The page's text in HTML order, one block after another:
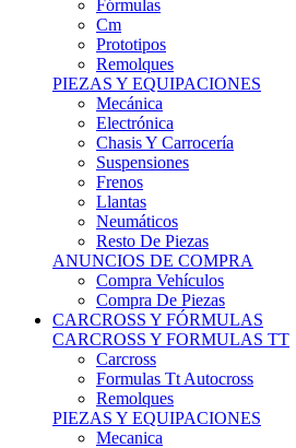
Fórmulas
Cm
Prototipos
Remolques
PIEZAS Y EQUIPACIONES
Mecánica
Electrónica
Chasis Y Carrocería
Suspensiones
Frenos
Llantas
Neumáticos
Resto De Piezas
ANUNCIOS DE COMPRA
Compra Vehículos
Compra De Piezas
CARCROSS Y FÓRMULAS
CARCROSS Y FORMULAS TT
Carcross
Formulas Tt Autocross
Remolques
PIEZAS Y EQUIPACIONES
Mecanica